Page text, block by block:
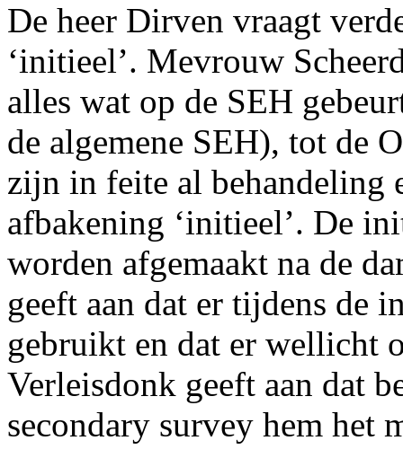
De heer Dirven vraagt
‘initieel’. Mevrouw
alles wat op de SEH
de algemene SEH), tot de
zijn in feite al behandeling
afbakening ‘initieel’. De
worden afgemaakt na de
geeft aan dat er tijdens de
gebruikt en dat er wellicht
Verleisdonk geeft aan dat
secondary survey hem het